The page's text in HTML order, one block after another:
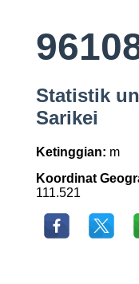
Statistik
Sarikei
Ketinggian: m
Koordinat
111.521